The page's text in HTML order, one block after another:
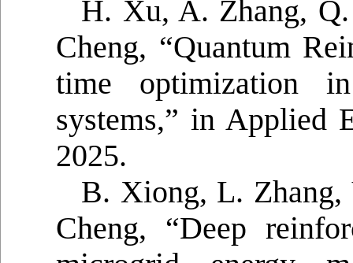
H. Xu, A. Zhang,
Cheng, “Quantum
time optimization
systems,” in Applied
2025.
B. Xiong, L.
Cheng, “Deep